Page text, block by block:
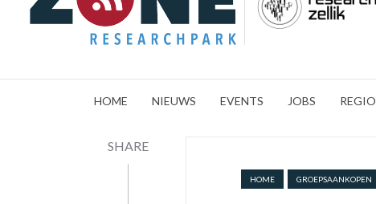
HOME NIEUWS EVENTS JOBS REGIO
SHARE
HOME GROEPSAANKOPEN